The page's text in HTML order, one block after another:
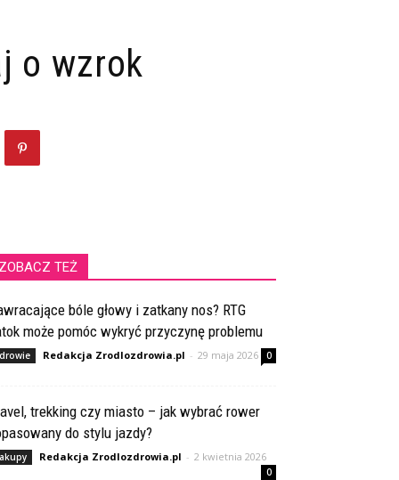
o wzrok
ZOBACZ TEŻ
bóle głowy i zatkany nos? RTG
może pomóc wykryć przyczynę problemu
Redakcja Zrodlozdrowia.pl - 29 maja 2026 0
trekking czy miasto – jak wybrać rower
do stylu jazdy?
Redakcja Zrodlozdrowia.pl - 2 kwietnia 2026
0